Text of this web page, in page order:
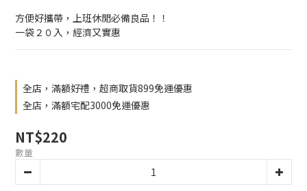
方便好攜帶，上班休閒必備良品！！
一袋２０入，經濟又實惠
全店，滿額好禮，超商取貨899免運優惠
全店，滿額宅配3000免運優惠
NT$220
數量